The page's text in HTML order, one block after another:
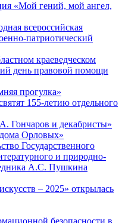
«Мой гений, мой ангел,
всероссийская
патриотический
краеведческом
день правовой помощи
прогулка»
155-летию отдельного
Гончаров и декабристы»
Орловых»
Государственного
и природно-
А.С. Пушкина
– 2025» открылась
безопасности в